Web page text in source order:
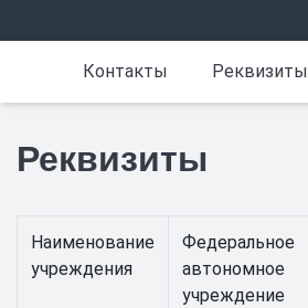
Контакты Реквизиты
Реквизиты
Наименование
учреждения
Федеральное
автономное
учреждение